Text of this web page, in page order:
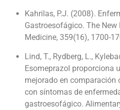
Kahrilas, P.J. (2008).
Gastroesofágico. The
Medicine, 359(16), 1700-
Lind, T., Rydberg, L.,
Esomeprazol proporciona
mejorado en comparación
con síntomas de
gastroesofágico.